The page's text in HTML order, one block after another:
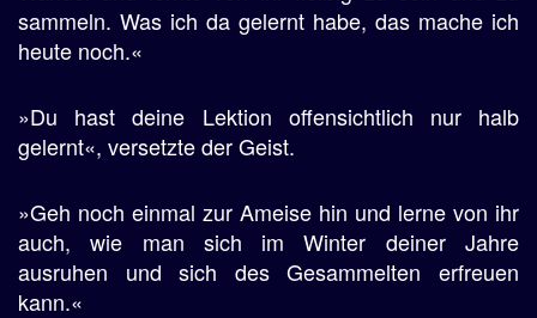
sammeln. Was ich da gelernt habe, das mache ich
heute noch.«
»Du hast deine Lektion offensichtlich nur halb
gelernt«, versetzte der Geist.
»Geh noch einmal zur Ameise hin und lerne von ihr
auch, wie man sich im Winter deiner Jahre
ausruhen und sich des Gesammelten erfreuen
kann.«